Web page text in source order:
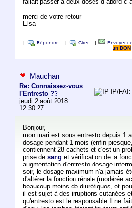
fallait passer à deux doses d abord c
merci de votre retour
Elsa
Répondre Citer Envoyer
un DON
Mauchan
Re: Connaissez-vous
l'Entresto ??
jeudi 2 août 2018
12:30:27
IP/
Bonjour,
mon mari est sous entresto depuis 1
dosage pendant 1 mois (enfin
contiennent 28 cachets et c'est un
prise de sang et vérification de la
augmentation d'entresto dosage
soir, le dosage maximum n'a jamais
d'altérer la fonction rénale (modérée
beaucoup moins de diurétiques, et
il est sujet à des irruptions cutanées
qu'entresto est le responsable Il ne